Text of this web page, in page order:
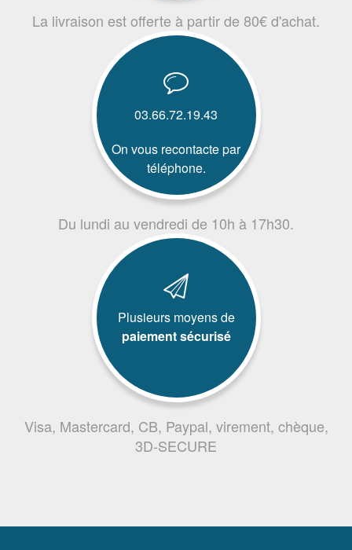
La livraison est offerte à partir de 80€ d'achat.
03.66.72.19.43
On vous recontacte par
téléphone.
Du lundi au vendredi de 10h à 17h30.
Plusieurs moyens de
paiement sécurisé
Visa, Mastercard, CB, Paypal, virement, chèque,
3D-SECURE